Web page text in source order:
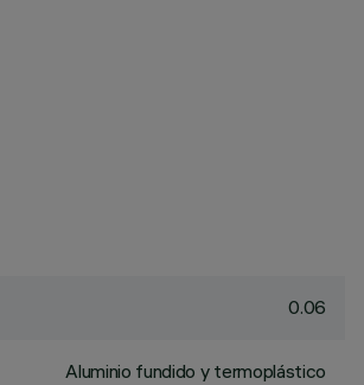
0.06
Aluminio fundido y termoplástico